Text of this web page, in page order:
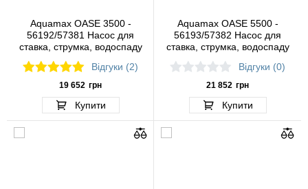
Aquamax OASE 3500 -
56192/57381 Насос для
ставка, струмка, водоспаду
Відгуки (2)
19 652 грн
Купити
Aquamax OASE 5500 -
56193/57382 Насос для
ставка, струмка, водоспаду
Відгуки (0)
21 852 грн
Купити